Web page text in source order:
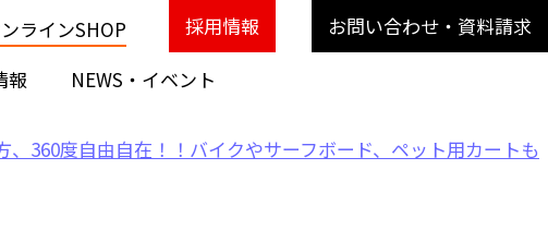
お問い合わせ・資料請求
報 NEWS・イベント
ラインSHOP 採用情報